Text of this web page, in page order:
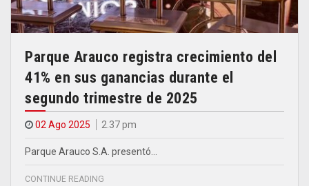
Parque Arauco registra crecimiento del
41% en sus ganancias durante el
segundo trimestre de 2025
02 Ago 2025 2.37 pm
Parque Arauco S.A. presentó…
CONTINUE READING